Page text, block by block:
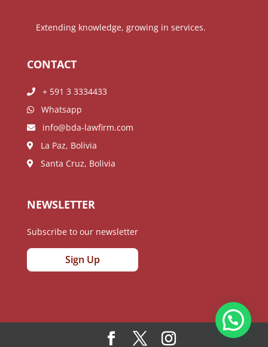
Extending knowledge, growing in services.
CONTACT
+ 591 3 3334433
Whatsapp
info@bda-lawfirm.com
La Paz, Bolivia
Santa Cruz, Bolivia
NEWSLETTER
Subscribe to our newsletter
Sign Up